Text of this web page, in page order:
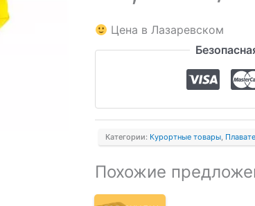
Цена в Лазаревском
Категории: Курортные товары,
Похожие